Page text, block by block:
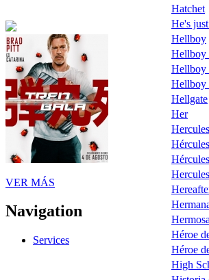
VER MÁS
Navigation
Services
Hatchet
He's
Hellboy
Hellboy
Hellboy
Hellboy
Hellgate
Her
Hercules
Héroe
Héroe
High